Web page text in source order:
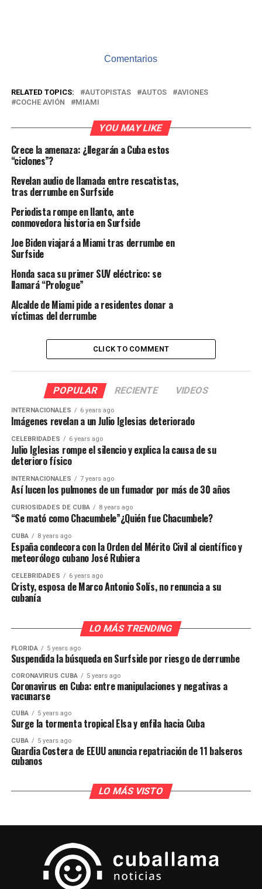
Comentarios
RELATED TOPICS: AUTOPISTAS AUTOS
AVIONES
COCHE AVIÓN
MIAMI
YOU MAY LIKE
Crece la amenaza: ¿llegarán a Cuba estos
“ciclones”?
Revelan audio de llamada entre rescatistas,
tras derrumbe en Surfside
Periodista rompe en llanto, ante
conmovedora historia en Surfside
Joe Biden viajará a Miami tras derrumbe en
Surfside
Honda saca su primer SUV eléctrico: se
llamará “Prologue”
Alcalde de Miami pide a residentes donar a
víctimas del derrumbe
CLICK TO COMMENT
POPULAR RECIENTE VIDEOS
INTERNACIONALES 6 years ago
Imágenes revelan a un Julio Iglesias deteriorado
CELEBRIDADES 6 years ago
Julio Iglesias rompe el silencio y explica la causa de su
deterioro físico
INTERNACIONALES 7 years ago
Así lucen los pulmones de un fumador por más de 30 años
CURIOSIDADES DE CUBA 8 years ago
“Se mató como Chacumbele”¿Quién fue Chacumbele?
CUBA 8 years ago
España condecora con la Orden del Mérito Civil al científico y
meteorólogo cubano José Rubiera
CELEBRIDADES 6 years ago
Cristy, esposa de Marco Antonio Solís, no renuncia a su
cubanía
LO MÁS TRENDING
FLORIDA 5 years ago
Suspendida la búsqueda en Surfside por riesgo de derrumbe
CORONAVIRUS CUBA 5 years ago
Coronavirus en Cuba: entre manipulaciones y negativas a
vacunarse
CUBA 5 years ago
Surge la tormenta tropical Elsa y enfila hacia Cuba
CUBA 5 years ago
Guardia Costera de EEUU anuncia repatriación de 11 balseros
cubanos
LO MÁS VISTO